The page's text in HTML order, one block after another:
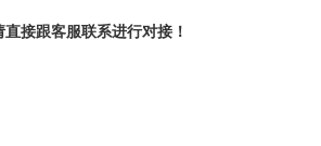
接跟客服联系进行对接！